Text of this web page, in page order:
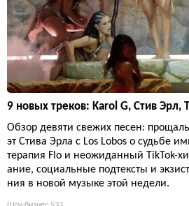
9 новых треков: Karol G, Стив Эрл,
Обзор девяти свежих песен:
эт Стива Эрла с Los Lobos о судьбе
терапия Flo и неожиданный TikTok-
ание, социальные подтексты и
ния в новой музыке этой недели.